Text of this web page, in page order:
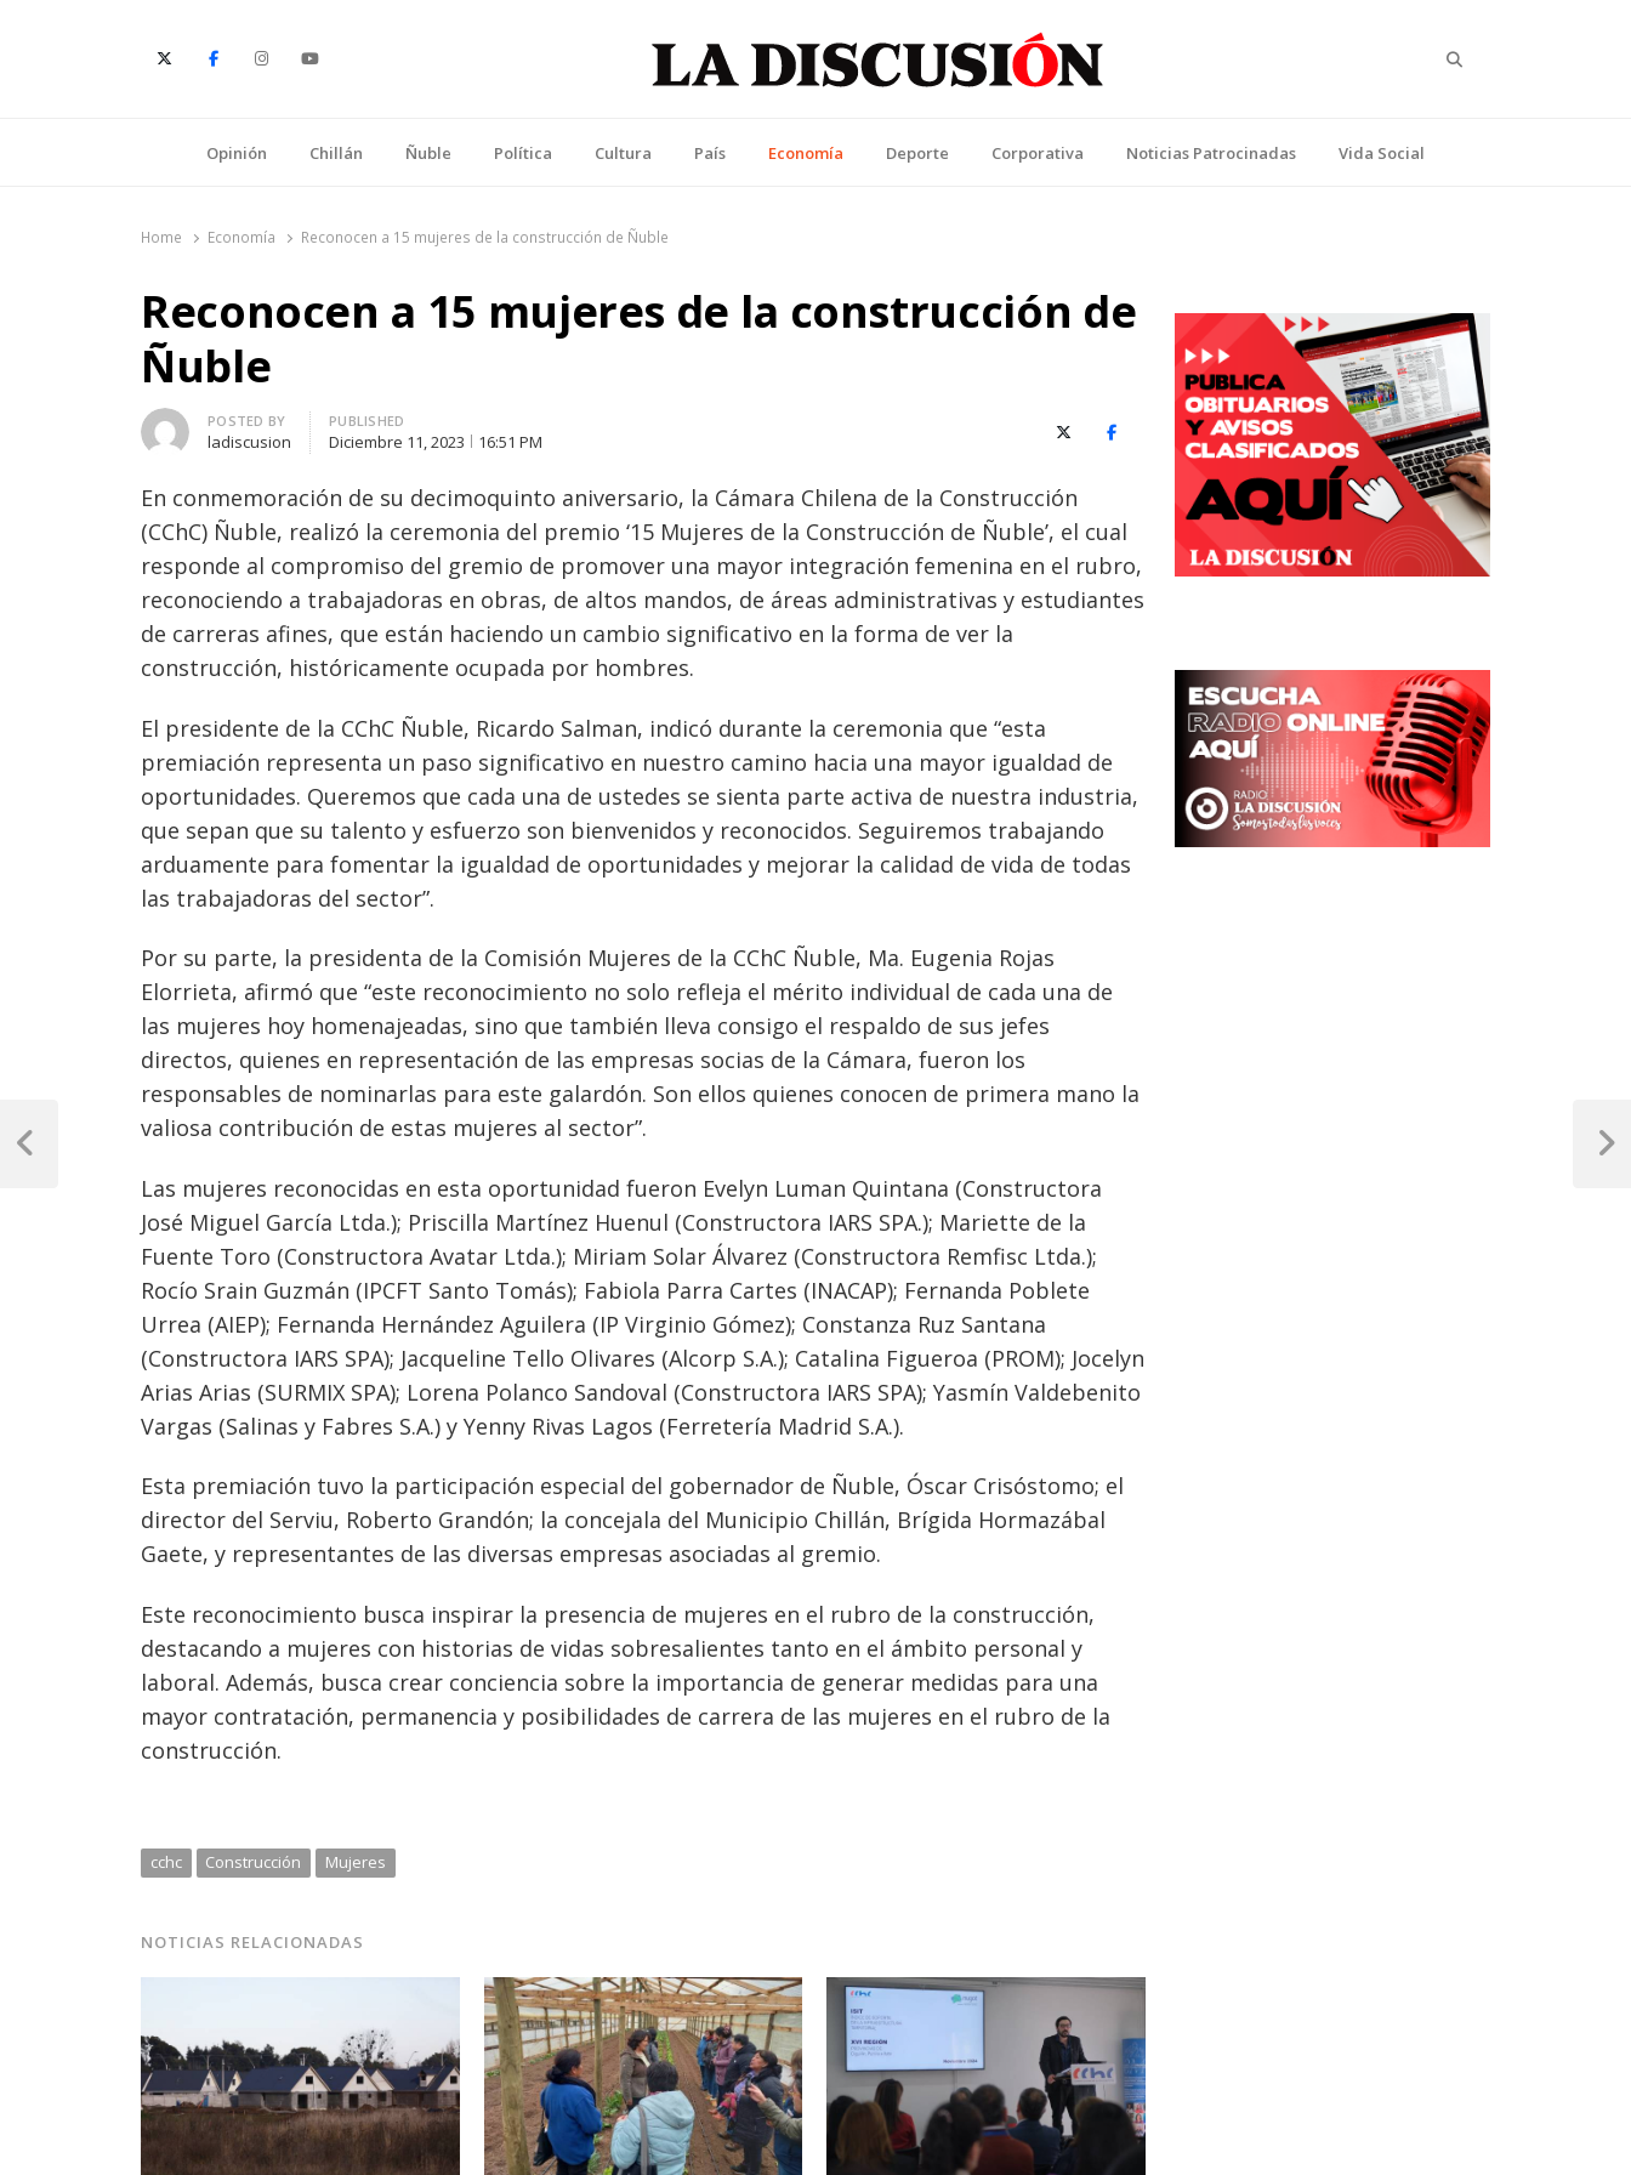
Opinión Chillán Ñuble Política Cultura País Economía Deporte Corporativa Noticias Patrocinadas Vida Social
Home Economía Reconocen a 15 mujeres de la construcción de Ñuble
Reconocen a 15 mujeres de la construcción de
Ñuble
Author
POSTED BY
ladiscusion
PUBLISHED
Diciembre 11, 2023 16:51 PM X (Twitter)Facebook
En conmemoración de su decimoquinto aniversario, la Cámara Chilena de la Construcción
(CChC) Ñuble, realizó la ceremonia del premio ‘15 Mujeres de la Construcción de Ñuble’, el cual
responde al compromiso del gremio de promover una mayor integración femenina en el rubro,
reconociendo a trabajadoras en obras, de altos mandos, de áreas administrativas y estudiantes
de carreras afines, que están haciendo un cambio significativo en la forma de ver la
construcción, históricamente ocupada por hombres.
El presidente de la CChC Ñuble, Ricardo Salman, indicó durante la ceremonia que “esta
premiación representa un paso significativo en nuestro camino hacia una mayor igualdad de
oportunidades. Queremos que cada una de ustedes se sienta parte activa de nuestra industria,
que sepan que su talento y esfuerzo son bienvenidos y reconocidos. Seguiremos trabajando
arduamente para fomentar la igualdad de oportunidades y mejorar la calidad de vida de todas
las trabajadoras del sector”.
Por su parte, la presidenta de la Comisión Mujeres de la CChC Ñuble, Ma. Eugenia Rojas
Elorrieta, afirmó que “este reconocimiento no solo refleja el mérito individual de cada una de
las mujeres hoy homenajeadas, sino que también lleva consigo el respaldo de sus jefes
directos, quienes en representación de las empresas socias de la Cámara, fueron los
responsables de nominarlas para este galardón. Son ellos quienes conocen de primera mano la
valiosa contribución de estas mujeres al sector”.
Las mujeres reconocidas en esta oportunidad fueron Evelyn Luman Quintana (Constructora
José Miguel García Ltda.); Priscilla Martínez Huenul (Constructora IARS SPA.); Mariette de la
Fuente Toro (Constructora Avatar Ltda.); Miriam Solar Álvarez (Constructora Remfisc Ltda.);
Rocío Srain Guzmán (IPCFT Santo Tomás); Fabiola Parra Cartes (INACAP); Fernanda Poblete
Urrea (AIEP); Fernanda Hernández Aguilera (IP Virginio Gómez); Constanza Ruz Santana
(Constructora IARS SPA); Jacqueline Tello Olivares (Alcorp S.A.); Catalina Figueroa (PROM); Jocelyn
Arias Arias (SURMIX SPA); Lorena Polanco Sandoval (Constructora IARS SPA); Yasmín Valdebenito
Vargas (Salinas y Fabres S.A.) y Yenny Rivas Lagos (Ferretería Madrid S.A.).
Esta premiación tuvo la participación especial del gobernador de Ñuble, Óscar Crisóstomo; el
director del Serviu, Roberto Grandón; la concejala del Municipio Chillán, Brígida Hormazábal
Gaete, y representantes de las diversas empresas asociadas al gremio.
Este reconocimiento busca inspirar la presencia de mujeres en el rubro de la construcción,
destacando a mujeres con historias de vidas sobresalientes tanto en el ámbito personal y
laboral. Además, busca crear conciencia sobre la importancia de generar medidas para una
mayor contratación, permanencia y posibilidades de carrera de las mujeres en el rubro de la
construcción.
cchc Construcción Mujeres
NOTICIAS RELACIONADAS
Navegación
de
Previous
Next